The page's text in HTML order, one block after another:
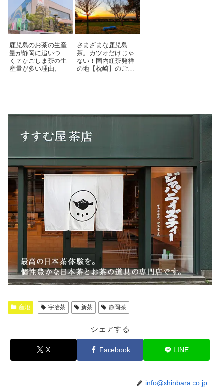
鹿児島のお茶の生産
量が静岡に追いつ
く？かごしま茶の生
産量が多い理由。
さまざまな鹿児島
茶。カツオだけじゃ
ない！国内紅茶発祥
の地【枕崎】のご紹
介
産地 宇治茶 新茶 静岡茶
シェアする
X Facebook LINE
info@shinbara.co.jp